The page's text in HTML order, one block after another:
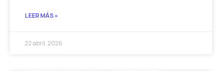
LEER MÁS »
22 abril, 2026